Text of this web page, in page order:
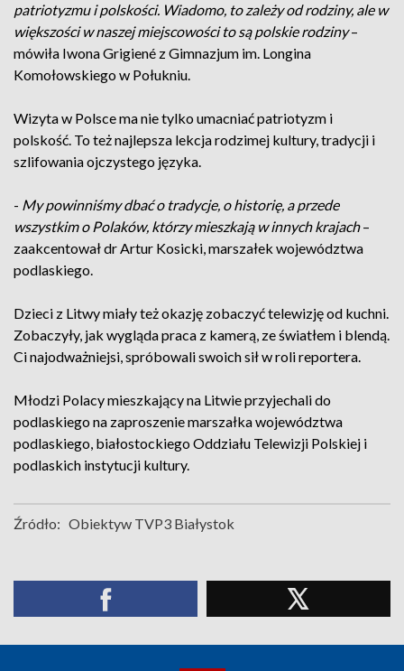
patriotyzmu i polskości. Wiadomo, to zależy od rodziny, ale w
większości w naszej miejscowości to są polskie rodziny–
mówiła Iwona Grigiené z Gimnazjum im. Longina
Komołowskiego w Połukniu.
Wizyta w Polsce ma nie tylko umacniać patriotyzm i
polskość. To też najlepsza lekcja rodzimej kultury, tradycji i
szlifowania ojczystego języka.
- My powinniśmy dbać o tradycje, o historię, a przede
wszystkim o Polaków, którzy mieszkają w innych krajach–
zaakcentował dr Artur Kosicki, marszałek województwa
podlaskiego.
Dzieci z Litwy miały też okazję zobaczyć telewizję od kuchni.
Zobaczyły, jak wygląda praca z kamerą, ze światłem i blendą.
Ci najodważniejsi, spróbowali swoich sił w roli reportera.
Młodzi Polacy mieszkający na Litwie przyjechali do
podlaskiego na zaproszenie marszałka województwa
podlaskiego, białostockiego Oddziału Telewizji Polskiej i
podlaskich instytucji kultury.
Źródło: Obiektyw TVP3 Białystok